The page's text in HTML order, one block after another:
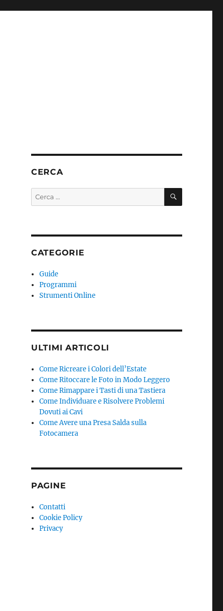
CERCA
Cerca: CERCA
CATEGORIE
Guide
Programmi
Strumenti Online
ULTIMI ARTICOLI
Come Ricreare i Colori dell’Estate
Come Ritoccare le Foto in Modo Leggero
Come Rimappare i Tasti di una Tastiera
Come Individuare e Risolvere Problemi
Dovuti ai Cavi
Come Avere una Presa Salda sulla
Fotocamera
PAGINE
Contatti
Cookie Policy
Privacy